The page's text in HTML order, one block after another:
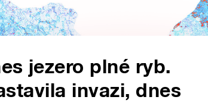
jezero plné ryb.
invazi, dnes